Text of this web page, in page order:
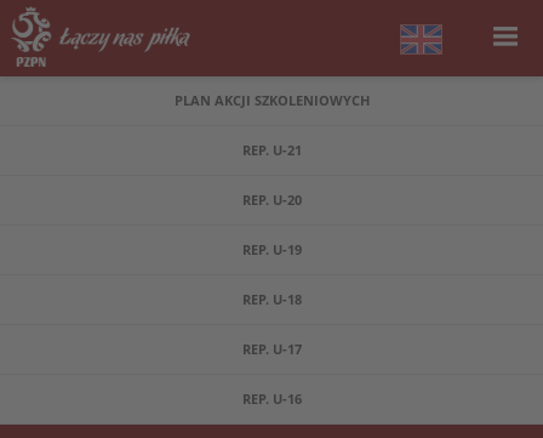
PLAN AKCJI SZKOLENIOWYCH
REP. U-21
REP. U-20
REP. U-19
REP. U-18
REP. U-17
REP. U-16